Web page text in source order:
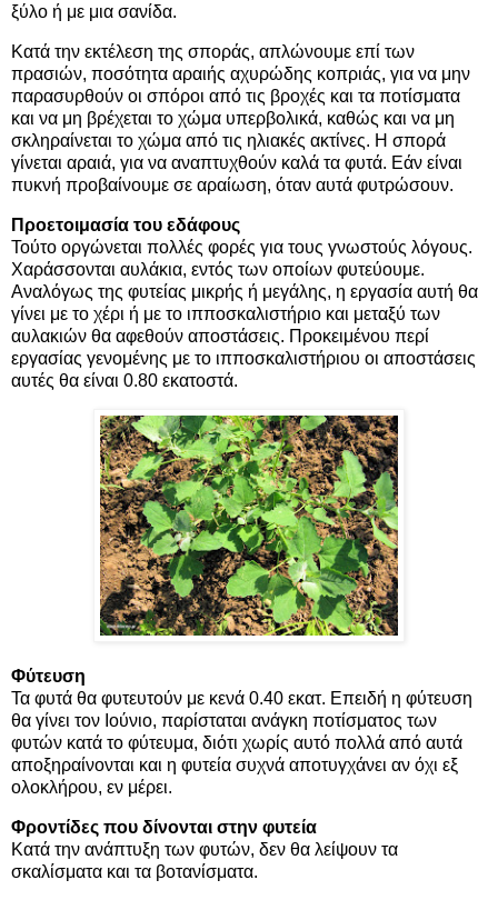
ξύλο ή με μια σανίδα.
Κατά την εκτέλεση της σποράς, απλώνουμε επί των
πρασιών, ποσότητα αραιής αχυρώδης κοπριάς, για να μην
παρασυρθούν οι σπόροι από τις βροχές και τα ποτίσματα
και να μη βρέχεται το χώμα υπερβολικά, καθώς και να μη
σκληραίνεται το χώμα από τις ηλιακές ακτίνες. Η σπορά
γίνεται αραιά, για να αναπτυχθούν καλά τα φυτά. Εάν είναι
πυκνή προβαίνουμε σε αραίωση, όταν αυτά φυτρώσουν.
Προετοιμασία του εδάφους
Τούτο οργώνεται πολλές φορές για τους γνωστούς λόγους.
Χαράσσονται αυλάκια, εντός των οποίων φυτεύουμε.
Αναλόγως της φυτείας μικρής ή μεγάλης, η εργασία αυτή θα
γίνει με το χέρι ή με το ιπποσκαλιστήριο και μεταξύ των
αυλακιών θα αφεθούν αποστάσεις. Προκειμένου περί
εργασίας γενομένης με το ιπποσκαλιστήριου οι αποστάσεις
αυτές θα είναι 0.80 εκατοστά.
Φύτευση
Τα φυτά θα φυτευτούν με κενά 0.40 εκατ. Επειδή η φύτευση
θα γίνει τον Ιούνιο, παρίσταται ανάγκη ποτίσματος των
φυτών κατά το φύτευμα, διότι χωρίς αυτό πολλά από αυτά
αποξηραίνονται και η φυτεία συχνά αποτυγχάνει αν όχι εξ
ολοκλήρου, εν μέρει.
Φροντίδες που δίνονται στην φυτεία
Κατά την ανάπτυξη των φυτών, δεν θα λείψουν τα
σκαλίσματα και τα βοτανίσματα.